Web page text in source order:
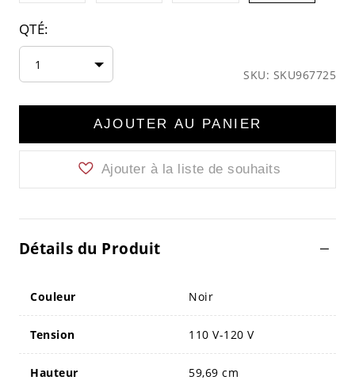
QTÉ:
1
SKU: SKU967725
AJOUTER AU PANIER
Ajouter à la liste de souhaits
Détails du Produit
Couleur Noir
Tension 110 V-120 V
Hauteur 59,69 cm